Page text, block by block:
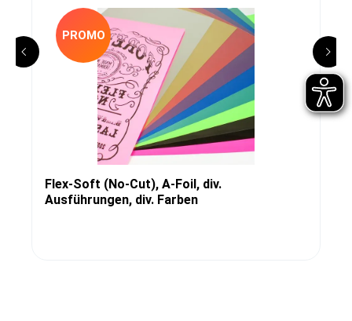
PROMO
Flex-Soft (No-Cut), A-Foil, div.
Ausführungen, div. Farben